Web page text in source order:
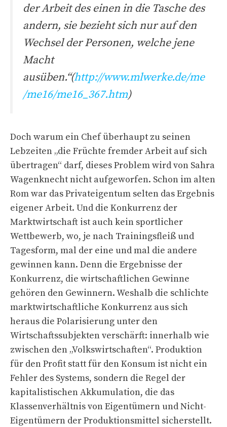
der Arbeit des einen in die Tasche des
andern, sie bezieht sich nur auf den
Wechsel der Personen, welche jene
Macht
ausüben.“(http://www.mlwerke.de/me
/me16/me16_367.htm)
Doch warum ein Chef überhaupt zu seinen
Lebzeiten „die Früchte fremder Arbeit auf sich
übertragen“ darf, dieses Problem wird von Sahra
Wagenknecht nicht aufgeworfen. Schon im alten
Rom war das Privateigentum selten das Ergebnis
eigener Arbeit. Und die Konkurrenz der
Marktwirtschaft ist auch kein sportlicher
Wettbewerb, wo, je nach Trainingsfleiß und
Tagesform, mal der eine und mal die andere
gewinnen kann. Denn die Ergebnisse der
Konkurrenz, die wirtschaftlichen Gewinne
gehören den Gewinnern. Weshalb die schlichte
marktwirtschaftliche Konkurrenz aus sich
heraus die Polarisierung unter den
Wirtschaftssubjekten verschärft: innerhalb wie
zwischen den „Volkswirtschaften“. Produktion
für den Profit statt für den Konsum ist nicht ein
Fehler des Systems, sondern die Regel der
kapitalistischen Akkumulation, die das
Klassenverhältnis von Eigentümern und Nicht-
Eigentümern der Produktionsmittel sicherstellt.